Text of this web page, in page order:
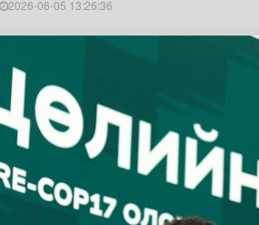
2026-06-05 13:26:36